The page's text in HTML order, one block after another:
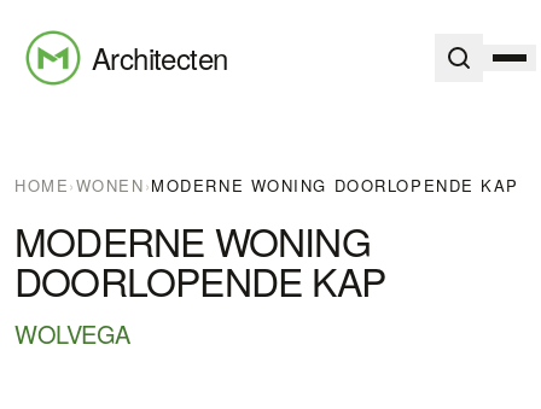
Architecten
HOME›WONEN›MODERNE WONING DOORLOPENDE KAP
MODERNE WONING
DOORLOPENDE KAP
WOLVEGA